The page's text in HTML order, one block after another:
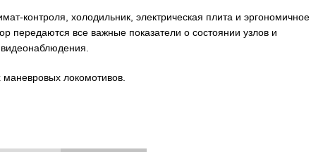
контроля, холодильник, электрическая плита и эргономичное
передаются все важные показатели о состоянии узлов и
локомотивов.